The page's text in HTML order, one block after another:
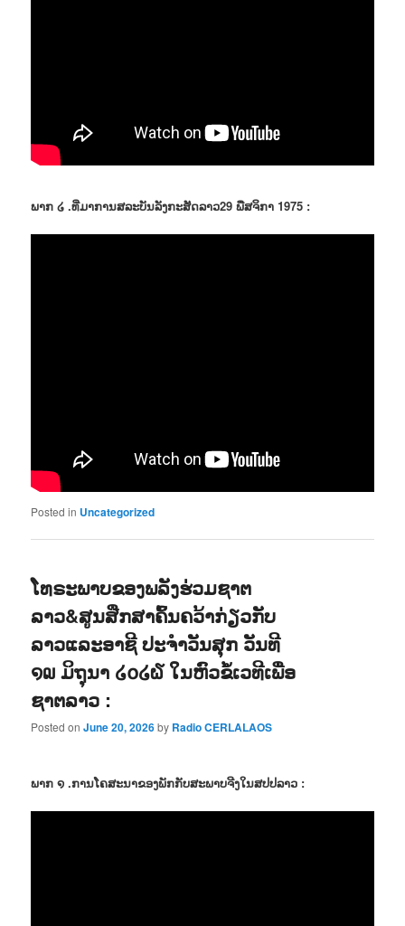
ພາກ ໒ .ທີ່ມາການສລະບັນລັງກະສັດລາວ29 ພືສຈິກາ 1975 :
Posted in Uncategorized
ໂທຣະພາບຂອງພລັງຮ່ວມຊາຕ
ລາວ&ສູນສືກສາຄົ້ນຄວ້າກ່ຽວກັບ
ລາວແລະອາຊີ ປະຈຳວັນສຸກ ວັນທີ
໑໙ ມິຖຸນາ ໒໐໒໖ ໃນຫົວຂໍ້ເວທີເພື່ອ
ຊາຕລາວ :
Posted onJune 20, 2026by Radio CERLALAOS
ພາກ ໑ .ການໂຄສະນາຂອງພັກກັບສະພາບຈີງໃນສປປລາວ :